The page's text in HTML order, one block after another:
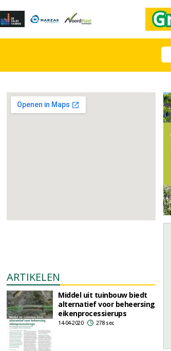
ARTIKELEN
Middel uit tuinbouw biedt
alternatief voor beheersing
eikenprocessierups
14-04-2020 278 sec